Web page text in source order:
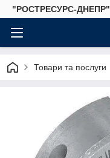
"РОСТРЕСУРС-ДНЕПР"
Товари та послуги